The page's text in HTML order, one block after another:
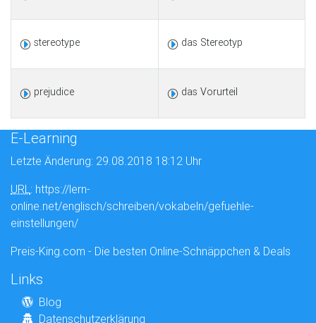
stereotype das Stereotyp
prejudice das Vorurteil
E-Learning
Letzte Änderung: 29.08.2018 18:12 Uhr
URL: https://lern-
online.net/englisch/schreiben/vokabeln/gefuehle-
einstellungen/
Preis-King.com - Die besten Online-Schnäppchen & Deals
Links
Blog
Datenschutzerklärung